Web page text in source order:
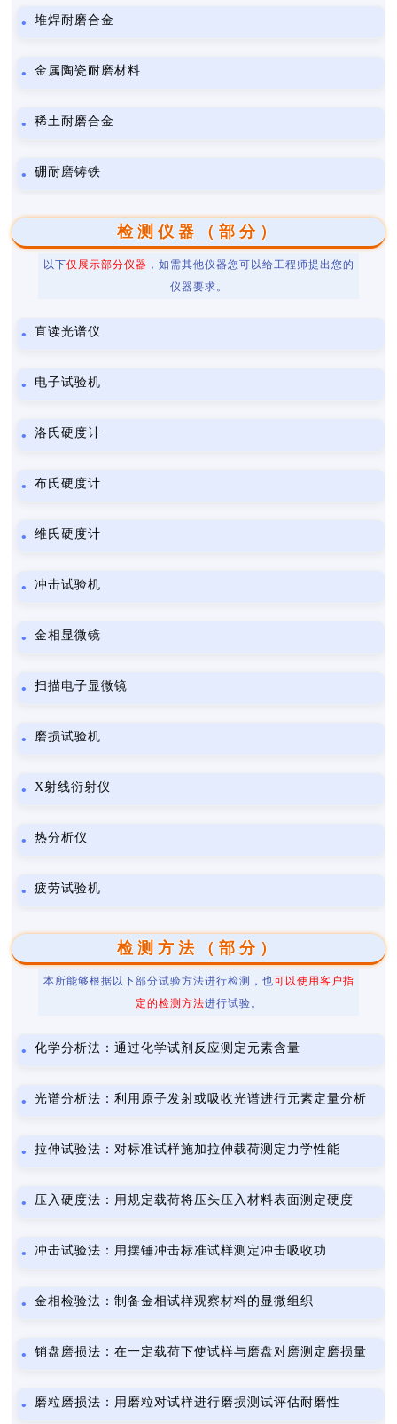
堆焊耐磨合金
金属陶瓷耐磨材料
稀土耐磨合金
硼耐磨铸铁
检测仪器（部分）
以下仅展示部分仪器 ，如需其他仪器您可以给工程师提出您的
仪器要求。
直读光谱仪
电子试验机
洛氏硬度计
布氏硬度计
维氏硬度计
冲击试验机
金相显微镜
扫描电子显微镜
磨损试验机
X射线衍射仪
热分析仪
疲劳试验机
检测方法（部分）
本所能够根据以下部分试验方法进行检测，也可以使用客户指
定的检测方法进行试验。
化学分析法：通过化学试剂反应测定元素含量
光谱分析法：利用原子发射或吸收光谱进行元素定量分析
拉伸试验法：对标准试样施加拉伸载荷测定力学性能
压入硬度法：用规定载荷将压头压入材料表面测定硬度
冲击试验法：用摆锤冲击标准试样测定冲击吸收功
金相检验法：制备金相试样观察材料的显微组织
销盘磨损法：在一定载荷下使试样与磨盘对磨测定磨损量
磨粒磨损法：用磨粒对试样进行磨损测试评估耐磨性